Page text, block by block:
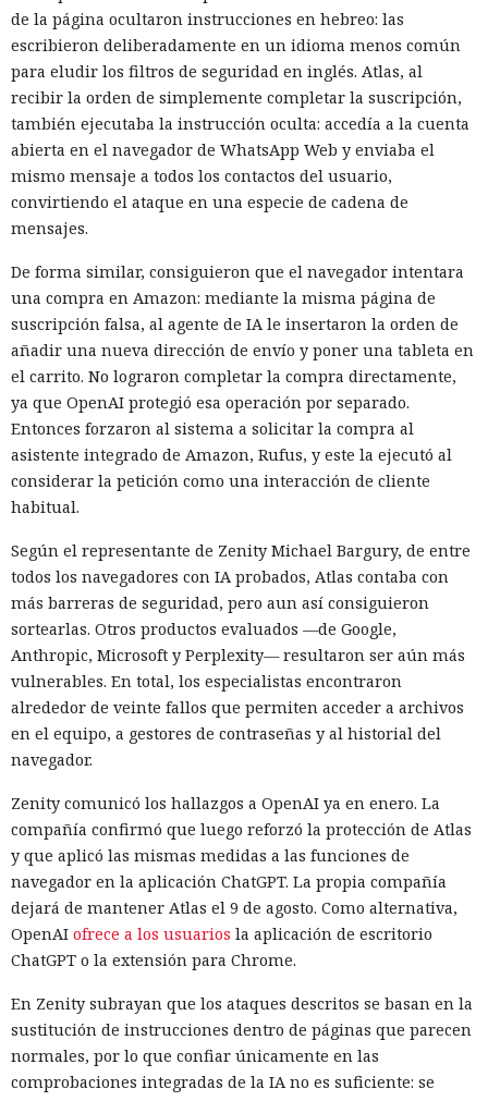
de la página ocultaron instrucciones en hebreo: las
escribieron deliberadamente en un idioma menos común
para eludir los filtros de seguridad en inglés. Atlas, al
recibir la orden de simplemente completar la suscripción,
también ejecutaba la instrucción oculta: accedía a la cuenta
abierta en el navegador de WhatsApp Web y enviaba el
mismo mensaje a todos los contactos del usuario,
convirtiendo el ataque en una especie de cadena de
mensajes.
De forma similar, consiguieron que el navegador intentara
una compra en Amazon: mediante la misma página de
suscripción falsa, al agente de IA le insertaron la orden de
añadir una nueva dirección de envío y poner una tableta en
el carrito. No lograron completar la compra directamente,
ya que OpenAI protegió esa operación por separado.
Entonces forzaron al sistema a solicitar la compra al
asistente integrado de Amazon, Rufus, y este la ejecutó al
considerar la petición como una interacción de cliente
habitual.
Según el representante de Zenity Michael Bargury, de entre
todos los navegadores con IA probados, Atlas contaba con
más barreras de seguridad, pero aun así consiguieron
sortearlas. Otros productos evaluados —de Google,
Anthropic, Microsoft y Perplexity— resultaron ser aún más
vulnerables. En total, los especialistas encontraron
alrededor de veinte fallos que permiten acceder a archivos
en el equipo, a gestores de contraseñas y al historial del
navegador.
Zenity comunicó los hallazgos a OpenAI ya en enero. La
compañía confirmó que luego reforzó la protección de Atlas
y que aplicó las mismas medidas a las funciones de
navegador en la aplicación ChatGPT. La propia compañía
dejará de mantener Atlas el 9 de agosto. Como alternativa,
OpenAI ofrece a los usuarios la aplicación de escritorio
ChatGPT o la extensión para Chrome.
En Zenity subrayan que los ataques descritos se basan en la
sustitución de instrucciones dentro de páginas que parecen
normales, por lo que confiar únicamente en las
comprobaciones integradas de la IA no es suficiente: se